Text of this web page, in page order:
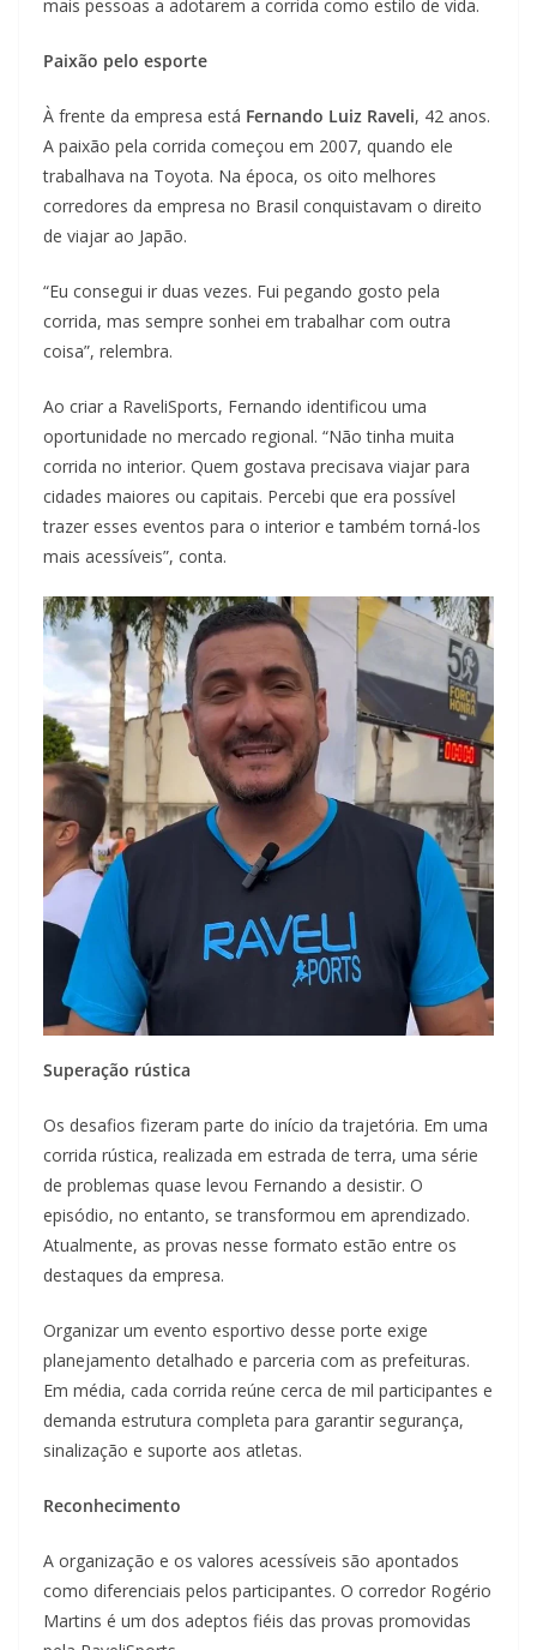
mais pessoas a adotarem a corrida como estilo de vida.
Paixão pelo esporte
À frente da empresa está Fernando Luiz Raveli, 42 anos.
A paixão pela corrida começou em 2007, quando ele
trabalhava na Toyota. Na época, os oito melhores
corredores da empresa no Brasil conquistavam o direito
de viajar ao Japão.
“Eu consegui ir duas vezes. Fui pegando gosto pela
corrida, mas sempre sonhei em trabalhar com outra
coisa”, relembra.
Ao criar a RaveliSports, Fernando identificou uma
oportunidade no mercado regional. “Não tinha muita
corrida no interior. Quem gostava precisava viajar para
cidades maiores ou capitais. Percebi que era possível
trazer esses eventos para o interior e também torná-los
mais acessíveis”, conta.
Superação rústica
Os desafios fizeram parte do início da trajetória. Em uma
corrida rústica, realizada em estrada de terra, uma série
de problemas quase levou Fernando a desistir. O
episódio, no entanto, se transformou em aprendizado.
Atualmente, as provas nesse formato estão entre os
destaques da empresa.
Organizar um evento esportivo desse porte exige
planejamento detalhado e parceria com as prefeituras.
Em média, cada corrida reúne cerca de mil participantes e
demanda estrutura completa para garantir segurança,
sinalização e suporte aos atletas.
Reconhecimento
A organização e os valores acessíveis são apontados
como diferenciais pelos participantes. O corredor Rogério
Martins é um dos adeptos fiéis das provas promovidas